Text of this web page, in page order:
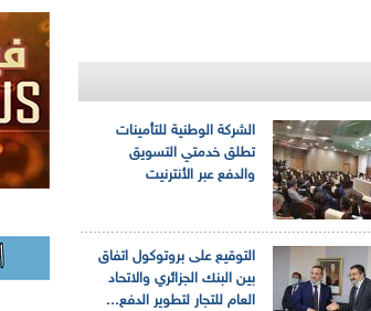
الشركة الوطنية للتأمينات
تطلق خدمتي التسويق
والدفع عبر الأنترنيت
التوقيع على بروتوكول اتفاق
بين البنك الجزائري والاتحاد
العام للتجار لتطوير الدفع...